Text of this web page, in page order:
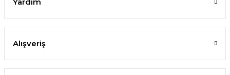
Yardım
Alışveriş